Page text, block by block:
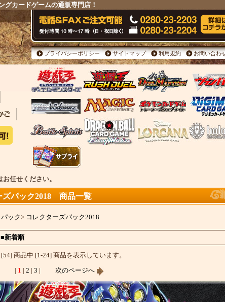
カードゲームの通販専門店！
プライバシーポリシー サイトマップ 利用規約 お問い合わ
任せください。
パック2018 商品一覧
ック> コレクターズパック2018
■新着順
商品中 [1-24] 商品を表示しています。
| 1 | 2 | 3 | 次のページへ